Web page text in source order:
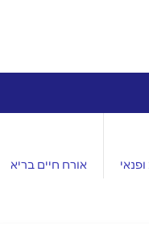
אורח חיים בריא